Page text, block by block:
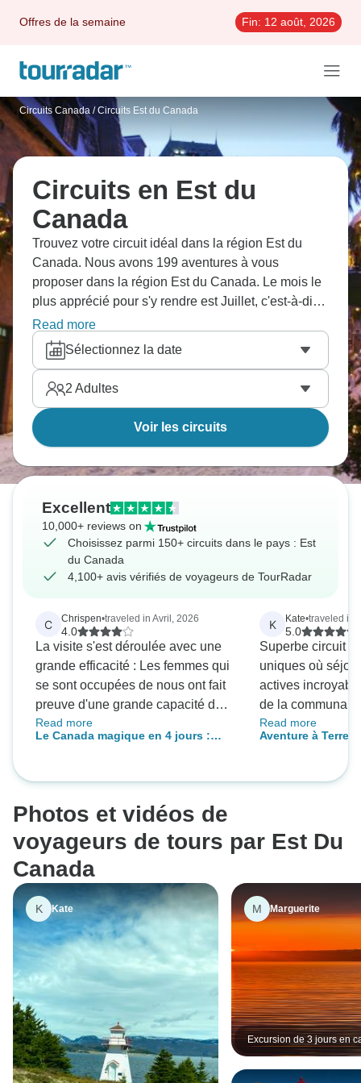
Offres de la semaine Fin: 12 août, 2026
Circuits Canada / Circuits Est du Canada
Circuits en Est du
Canada
Trouvez votre circuit idéal dans la région Est du
Canada. Nous avons 199 aventures à vous
proposer dans la région Est du Canada. Le mois le
plus apprécié pour s'y rendre est Juillet, c'est-à-dire
le mois qui compte le plus grand nombre de
départs.
Read more
Sélectionnez la date
2 Adultes
Voir les circuits
Excellent
10,000+ reviews on
Choisissez parmi 150+ circuits dans le pays : Est
du Canada
4,100+ avis vérifiés de voyageurs de TourRadar
C Chrispen•traveled in Avril, 2026
4.0
La visite s'est déroulée avec une
grande efficacité : Les femmes qui
se sont occupées de nous ont fait
preuve d'une grande capacité de
communication et n'ont jamais
perdu de temps. Cindy est un atout
Read more
Le Canada magique en 4 jours :
K Kate•traveled in
5.0
Superbe circuit
uniques où
actives
de la
Simon, était
Read more
Aventure à Terre-
Photos et vidéos de
voyageurs de tours par Est Du
Canada
K Kate M Marguerite
Excursion de 3 jours en
le parc Algonquin